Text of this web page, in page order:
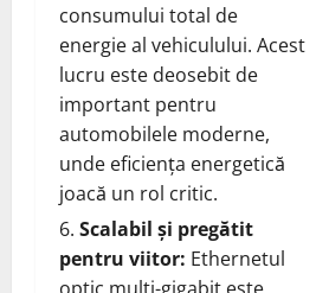
consumului total de
energie al vehiculului. Acest
lucru este deosebit de
important pentru
automobilele moderne,
unde eficiența energetică
joacă un rol critic.
Scalabil și pregătit
pentru viitor: Ethernetul